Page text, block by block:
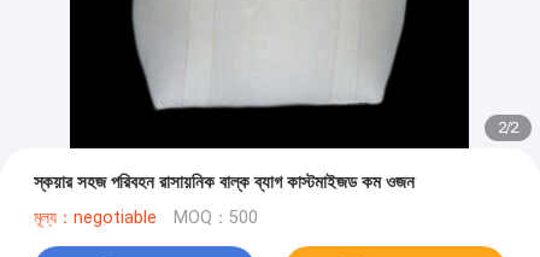
2/2
স্কয়ার সহজ পরিবহন রাসায়নিক বাল্ক ব্যাগ কাস্টমাইজড কম ওজন
মূল্য：negotiable MOQ：500